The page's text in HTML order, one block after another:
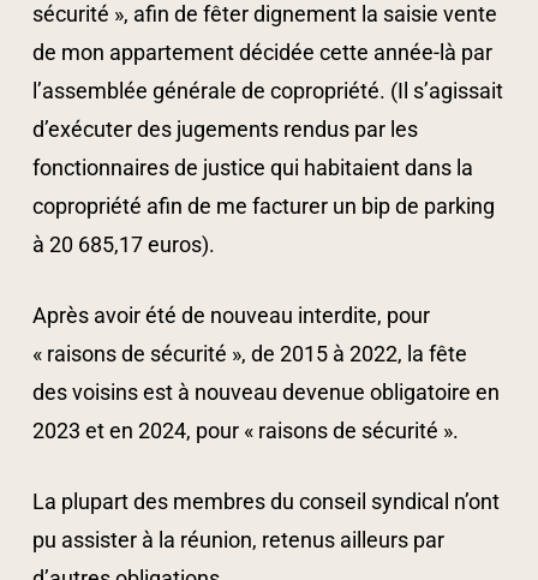
sécurité », afin de fêter dignement la saisie vente
de mon appartement décidée cette année-là par
l’assemblée générale de copropriété. (Il s’agissait
d’exécuter des jugements rendus par les
fonctionnaires de justice qui habitaient dans la
copropriété afin de me facturer un bip de parking
à 20 685,17 euros).
Après avoir été de nouveau interdite, pour
« raisons de sécurité », de 2015 à 2022, la fête
des voisins est à nouveau devenue obligatoire en
2023 et en 2024, pour « raisons de sécurité ».
La plupart des membres du conseil syndical n’ont
pu assister à la réunion, retenus ailleurs par